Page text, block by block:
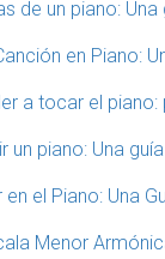
de un piano:
en Piano:
a tocar el
un piano: Una
el Piano: Una
Menor